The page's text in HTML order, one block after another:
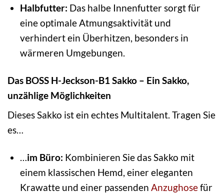
Halbfutter: Das halbe Innenfutter sorgt für
eine optimale Atmungsaktivität und
verhindert ein Überhitzen, besonders in
wärmeren Umgebungen.
Das BOSS H-Jeckson-B1 Sakko – Ein Sakko,
unzählige Möglichkeiten
Dieses Sakko ist ein echtes Multitalent. Tragen Sie
es…
…im Büro: Kombinieren Sie das Sakko mit
einem klassischen Hemd, einer eleganten
Krawatte und einer passenden Anzughosefür